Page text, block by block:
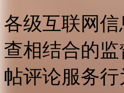
各级互联网
查相结合的
帖评论服务行